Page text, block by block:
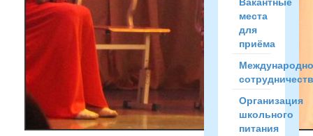
места
для
приёма
Организация
школьного
питания